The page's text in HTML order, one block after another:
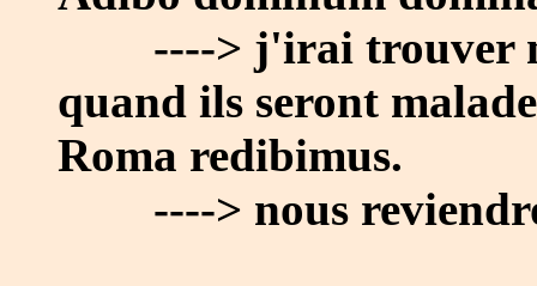
----> j'irai trouver
quand ils seront
Roma redibimus.
----> nous